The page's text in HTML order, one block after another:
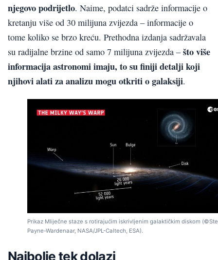
njegovo podrijetlo. Naime, podatci sadrže informacije o
kretanju više od 30 milijuna zvijezda – informacije o
tome koliko se brzo kreću. Prethodna izdanja sadržavala
su radijalne brzine od samo 7 milijuna zvijezda –što više
informacija astronomi imaju, to su finiji detalji koji
njihovi alati za analizu mogu otkriti o galaksiji.
Prikaz Mliječne staze s rotirajućim iskrivljenim galaktičkim diskom
Payne-Wardenaar, NASA/JPL-Caltech, ESA).
Najbolje tek dolazi